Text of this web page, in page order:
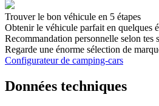
Trouver le bon véhicule en 5 étapes
Obtenir le véhicule parfait en quelques
Recommandation personnelle selon tes
Regarde une énorme sélection de
Configurateur de camping-cars
Données techniques